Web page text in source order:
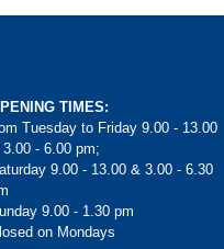
TIMES:
Tuesday to Friday 9.00 - 13.00
3.00 - 6.00 pm;
9.00 - 13.00 & 3.00 - 6.30
9.00 - 1.30 pm
on Mondays